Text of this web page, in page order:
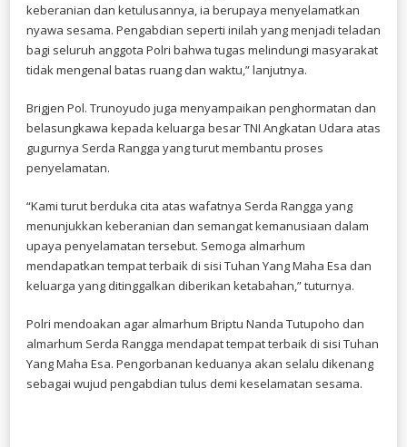
keberanian dan ketulusannya, ia berupaya menyelamatkan
nyawa sesama. Pengabdian seperti inilah yang menjadi teladan
bagi seluruh anggota Polri bahwa tugas melindungi masyarakat
tidak mengenal batas ruang dan waktu,” lanjutnya.
Brigjen Pol. Trunoyudo juga menyampaikan penghormatan dan
belasungkawa kepada keluarga besar TNI Angkatan Udara atas
gugurnya Serda Rangga yang turut membantu proses
penyelamatan.
“Kami turut berduka cita atas wafatnya Serda Rangga yang
menunjukkan keberanian dan semangat kemanusiaan dalam
upaya penyelamatan tersebut. Semoga almarhum
mendapatkan tempat terbaik di sisi Tuhan Yang Maha Esa dan
keluarga yang ditinggalkan diberikan ketabahan,” tuturnya.
Polri mendoakan agar almarhum Briptu Nanda Tutupoho dan
almarhum Serda Rangga mendapat tempat terbaik di sisi Tuhan
Yang Maha Esa. Pengorbanan keduanya akan selalu dikenang
sebagai wujud pengabdian tulus demi keselamatan sesama.